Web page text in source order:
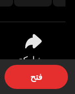
مشاركة
فتح